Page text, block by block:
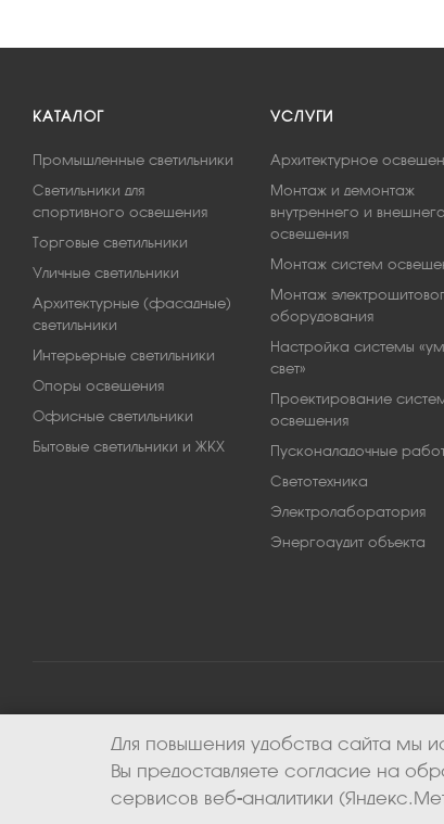
КАТАЛОГ
Промышленные светильники
Светильники для
спортивного освещения
Торговые светильники
Уличные светильники
Архитектурные (фасадные)
светильники
Интерьерные светильники
Опоры освещения
Офисные светильники
Бытовые светильники и ЖКХ
УСЛУГИ
Архитектурное
Монтаж и демонтаж
внутреннего и внешнего
освещения
Монтаж систем
Монтаж
оборудования
Настройка системы
свет»
Проектирование
освещения
Пусконаладочные
Светотехника
Электролаборатория
Энергоаудит объекта
2026 © ООО «Апекс-энерго». Все права защищены.
Для повышения удобства сайта мы
Вы предоставляете согласие на
сервисов веб-аналитики